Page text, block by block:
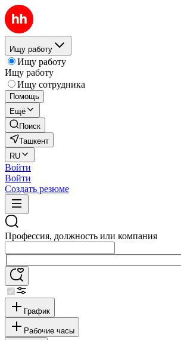
Ищу работу
Ищу работу
Ищу работу
Ищу сотрудника
Помощь
Ещё
Поиск
Ташкент
RU
Войти
Войти
Создать резюме
Профессия, должность или компания
График
Рабочие часы